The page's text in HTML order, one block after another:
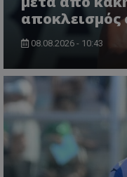
αποκλεισμός
08.08.2026 - 10:43